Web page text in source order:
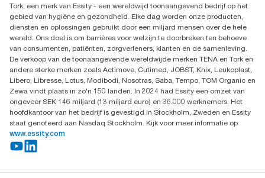
Essity Belgium NV
Berkenlaan 8B
1831 MACHELEN
Tork, een merk van Essity - een wereldwijd toonaangevend bedrijf op het
gebied van hygiëne en gezondheid. Elke dag worden onze producten,
diensten en oplossingen gebruikt door een miljard mensen over de hele
wereld. Ons doel is om barrières voor welzijn te doorbreken ten behoeve
van consumenten, patiënten, zorgverleners, klanten en de samenleving.
De verkoop van de toonaangevende wereldwijde merken TENA en Tork en
andere sterke merken zoals Actimove, Cutimed, JOBST, Knix, Leukoplast,
Libero, Libresse, Lotus, Modibodi, Nosotras, Saba, Tempo, TOM Organic en
Zewa vindt plaats in zo'n 150 landen. In 2024 had Essity een omzet van
ongeveer SEK 146 miljard (13 miljard euro) en 36.000 werknemers. Het
hoofdkantoor van het bedrijf is gevestigd in Stockholm, Zweden en Essity
staat genoteerd aan Nasdaq Stockholm. Kijk voor meer informatie op
www.essity.com